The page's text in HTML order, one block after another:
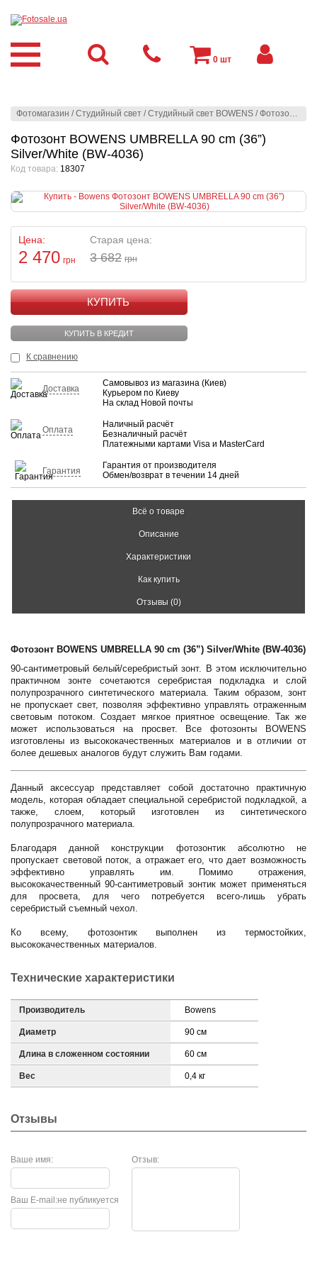
Фотомагазин /Студийный свет /Студийный свет BOWENS /Фотозонты
Фотозонт BOWENS UMBRELLA 90 cm (36”)
Silver/White (BW-4036)
Код товара: 18307
Цена:
2 470 грн
Старая цена:
3 682 грн
КУПИТЬ
КУПИТЬ В КРЕДИТ
К сравнению
Доставка
Самовывоз из магазина (Киев)
Курьером по Киеву
На склад Новой почты
Оплата
Наличный расчёт
Безналичный расчёт
Платежными картами Visa и MasterCard
Гарантия
Гарантия от производителя
Обмен/возврат в течении 14 дней
Всё о товаре
Описание
Характеристики
Как купить
Отзывы (0)
Фотозонт BOWENS UMBRELLA 90 cm (36”) Silver/White (BW-4036)
90-сантиметровый белый/серебристый зонт. В этом исключительно
практичном зонте сочетаются серебристая подкладка и слой
полупрозрачного синтетического материала. Таким образом, зонт
не пропускает свет, позволяя эффективно управлять отраженным
световым потоком. Создает мягкое приятное освещение. Так же
может использоваться на просвет. Все фотозонты BOWENS
изготовлены из высококачественных материалов и в отличии от
более дешевых аналогов будут служить Вам годами.
Данный аксессуар представляет собой достаточно практичную
модель, которая обладает специальной серебристой подкладкой, а
также, слоем, который изготовлен из синтетического
полупрозрачного материала.
Благодаря данной конструкции фотозонтик абсолютно не
пропускает световой поток, а отражает его, что дает возможность
эффективно управлять им. Помимо отражения,
высококачественный 90-сантиметровый зонтик может применяться
для просвета, для чего потребуется всего-лишь убрать
серебристый съемный чехол.
Ко всему, фотозонтик выполнен из термостойких,
высококачественных материалов.
Технические характеристики
Производитель Bowens
Диаметр 90 см
Длина в сложенном состоянии 60 см
Вес 0,4 кг
Отзывы
Ваше имя: Отзыв:
не публикуется
Ваш E-mail:
0 шт